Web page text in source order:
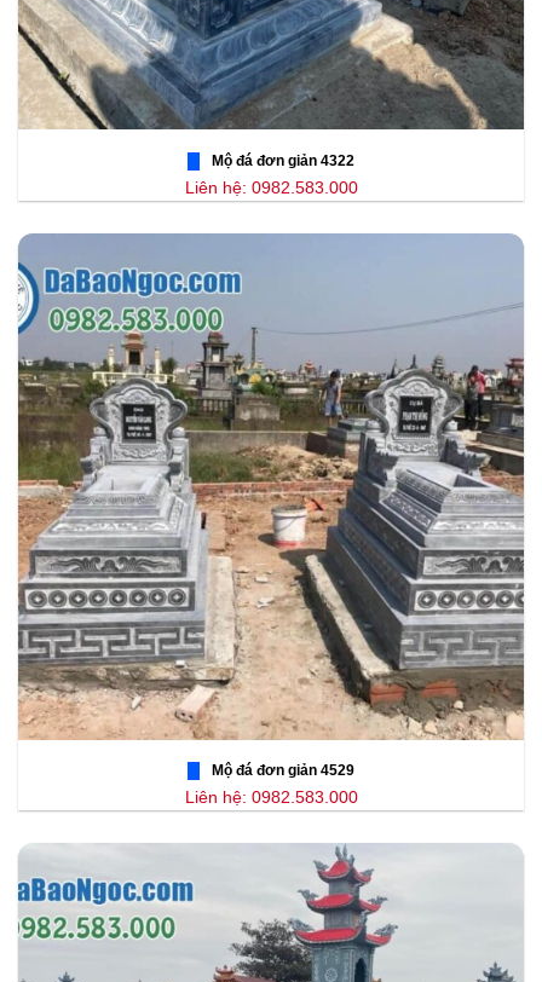
Mộ đá đơn giản 4322
Liên hệ: 0982.583.000
Mộ đá đơn giản 4529
Liên hệ: 0982.583.000